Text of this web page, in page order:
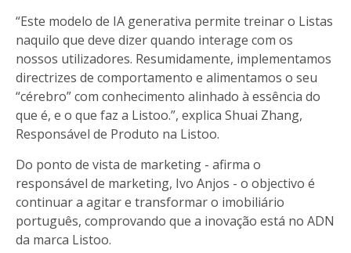
“Este modelo de IA generativa permite treinar o Listas
naquilo que deve dizer quando interage com os
nossos utilizadores. Resumidamente, implementamos
directrizes de comportamento e alimentamos o seu
“cérebro” com conhecimento alinhado à essência do
que é, e o que faz a Listoo.”, explica Shuai Zhang,
Responsável de Produto na Listoo.
Do ponto de vista de marketing - afirma o
responsável de marketing, Ivo Anjos - o objectivo é
continuar a agitar e transformar o imobiliário
português, comprovando que a inovação está no ADN
da marca Listoo.